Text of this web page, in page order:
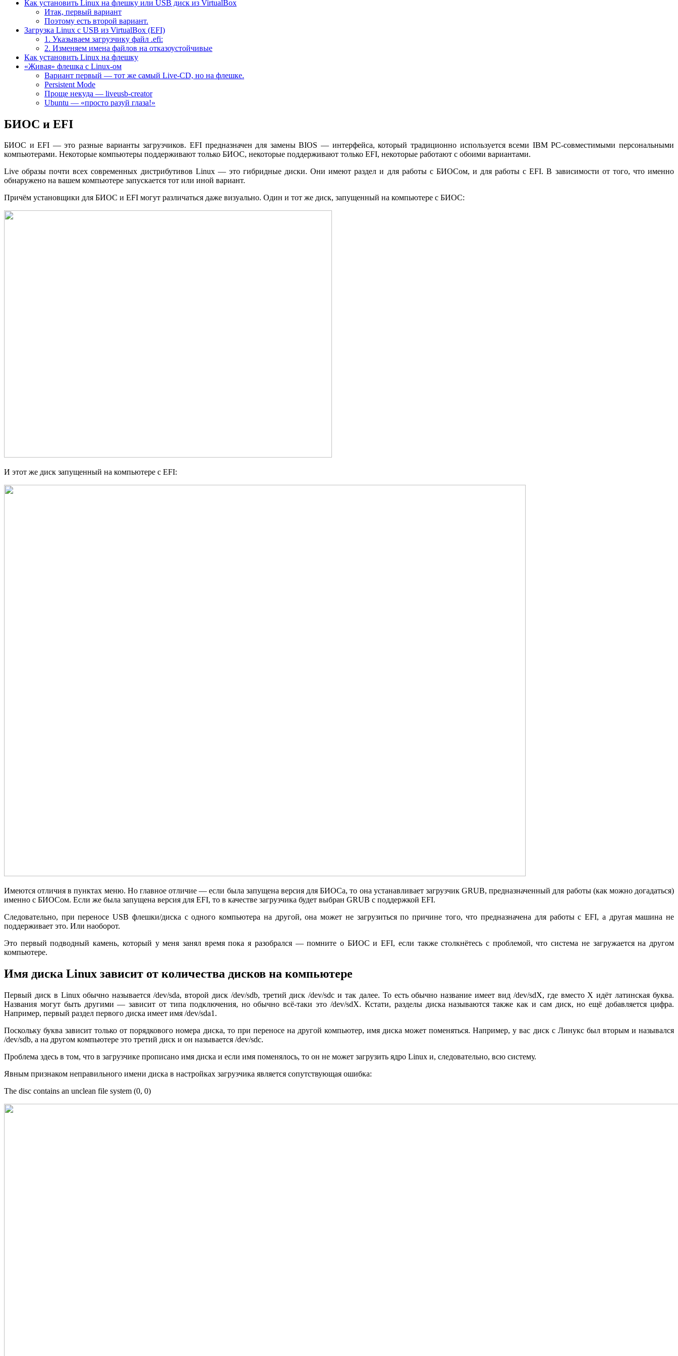
Как установить Linux на флешку или USB диск из VirtualBox
Итак, первый вариант
Поэтому есть второй вариант.
Загрузка Linux с USB из VirtualBox (EFI)
1. Указываем загрузчику файл .efi:
2. Изменяем имена файлов на отказоустойчивые
Как установить Linux на флешку
«Живая» флешка с Linux-ом
Вариант первый — тот же самый Live-CD, но на флешке.
Persistent Mode
Проще некуда — liveusb-creator
Ubuntu — «просто разуй глаза!»
БИОС и EFI
БИОС и EFI — это разные варианты загрузчиков. EFI предназначен для замены BIOS — интерфейса, который традиционно используется всеми IBM PC-совместимыми персональными
компьютерами. Некоторые компьютеры поддерживают только БИОС, некоторые поддерживают только EFI, некоторые работают с обоими вариантами.
Live образы почти всех современных дистрибутивов Linux — это гибридные диски. Они имеют раздел и для работы с БИОСом, и для работы с EFI. В зависимости от того, что именно
обнаружено на вашем компьютере запускается тот или иной вариант.
Причём установщики для БИОС и EFI могут различаться даже визуально. Один и тот же диск, запущенный на компьютере с БИОС:
И этот же диск запущенный на компьютере с EFI:
Имеются отличия в пунктах меню. Но главное отличие — если была запущена версия для БИОСа, то она устанавливает загрузчик GRUB, предназначенный для работы (как можно догадаться)
именно с БИОСом. Если же была запущена версия для EFI, то в качестве загрузчика будет выбран GRUB с поддержкой EFI.
Следовательно, при переносе USB флешки/диска с одного компьютера на другой, она может не загрузиться по причине того, что предназначена для работы с EFI, а другая машина не
поддерживает это. Или наоборот.
Это первый подводный камень, который у меня занял время пока я разобрался — помните о БИОС и EFI, если также столкнётесь с проблемой, что система не загружается на другом
компьютере.
Имя диска Linux зависит от количества дисков на компьютере
Первый диск в Linux обычно называется /dev/sda, второй диск /dev/sdb, третий диск /dev/sdc и так далее. То есть обычно название имеет вид /dev/sdX, где вместо X идёт латинская буква.
Названия могут быть другими — зависит от типа подключения, но обычно всё-таки это /dev/sdX. Кстати, разделы диска называются также как и сам диск, но ещё добавляется цифра.
Например, первый раздел первого диска имеет имя /dev/sda1.
Поскольку буква зависит только от порядкового номера диска, то при переносе на другой компьютер, имя диска может поменяться. Например, у вас диск с Линукс был вторым и назывался
/dev/sdb, а на другом компьютере это третий диск и он называется /dev/sdc.
Проблема здесь в том, что в загрузчике прописано имя диска и если имя поменялось, то он не может загрузить ядро Linux и, следовательно, всю систему.
Явным признаком неправильного имени диска в настройках загрузчика является сопутствующая ошибка:
The disc contains an unclean file system (0, 0)